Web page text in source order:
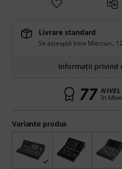
Variante produs
Livrare standard
Se așteaptă între Miercuri.,
Informații privind
77 în